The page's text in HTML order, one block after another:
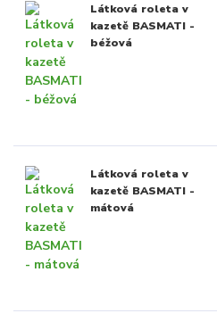
Látková roleta v
kazetě BASMATI -
béžová
Látková roleta v
kazetě BASMATI -
mátová